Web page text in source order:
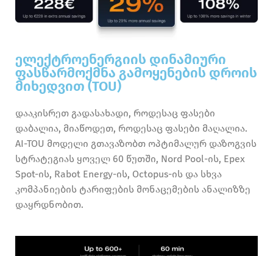
ელექტროენერგიის დინამიური
ფასწარმოქმნა გამოყენების დროის
მიხედვით (TOU)
დააკისრეთ გადასახადი, როდესაც ფასები
დაბალია, მიაწოდეთ, როდესაც ფასები მაღალია.
AI-TOU მოდელი გთავაზობთ ოპტიმალურ დაზოგვის
სტრატეგიას ყოველ 60 წუთში, Nord Pool-ის, Epex
Spot-ის, Rabot Energy-ის, Octopus-ის და სხვა
კომპანიების ტარიფების მონაცემების ანალიზზე
დაყრდნობით.